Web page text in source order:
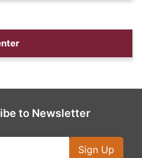
to Newsletter
Sign Up